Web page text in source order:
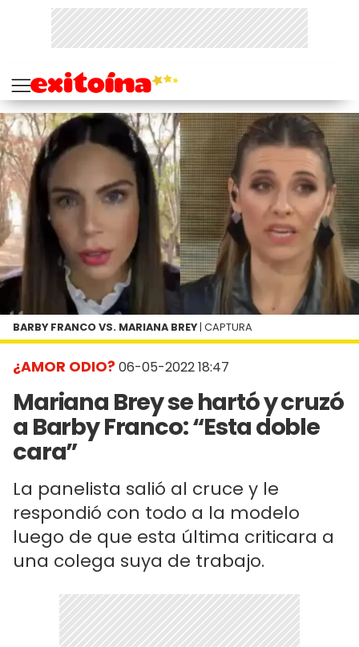
¿AMOR ODIO? 06-05-2022 18:47
Mariana Brey se hartó y cruzó
a Barby Franco: “Esta doble
cara”
La panelista salió al cruce y le
respondió con todo a la modelo
luego de que esta última criticara a
una colega suya de trabajo.
BARBY FRANCO VS. MARIANA BREY| CAPTURA